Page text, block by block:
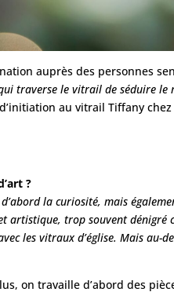
auprès des personnes
traverse le vitrail de séduire
au vitrail Tiffany
?
d’abord la curiosité, mais
trop souvent dénigré
les vitraux d’église. Mais au-
on travaille d’abord des